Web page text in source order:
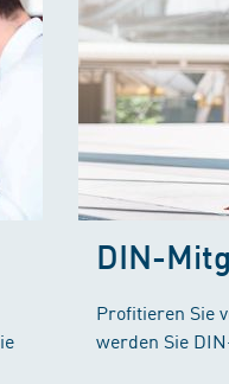
DIN-
Profitieren Sie
werden Sie